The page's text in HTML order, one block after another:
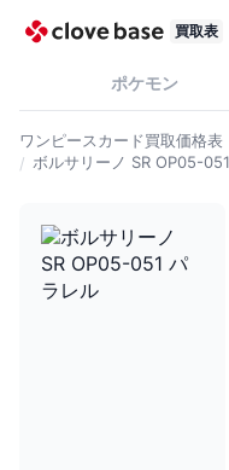
買取表
ポケモン
ワンピースカード買取価格表
ボルサリーノ SR OP05-